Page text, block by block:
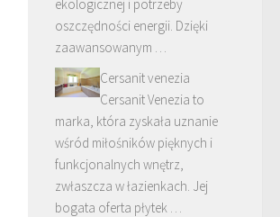
ekologicznej i potrzeby
oszczędności energii. Dzięki
zaawansowanym …
Cersanit venezia
Cersanit Venezia to
marka, która zyskała uznanie
wśród miłośników pięknych i
funkcjonalnych wnętrz,
zwłaszcza w łazienkach. Jej
bogata oferta płytek …